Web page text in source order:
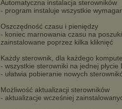
Automatyczna instalacja sterowników
- program instaluje wszystkie
Oszczędność czasu i pieniędzy
- koniec marnowania czasu na
zainstalowane poprzez kilka kliknięć
Każdy sterownik, dla każdego
- wszystkie sterowniki na jednej płycie
- ułatwia pobieranie nowych
Możliwość aktualizacji sterowników
- aktualizacje wcześniej